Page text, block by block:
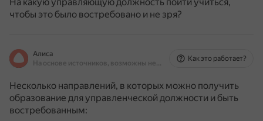
чтобы это было востребовано и не зря?
Алиса
На основе источников, возможны неточности
Как это работает?
Несколько направлений, в которых можно получить
образование для управленческой должности и быть
востребованным: